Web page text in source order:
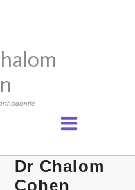
Dr Chalom
Cohen